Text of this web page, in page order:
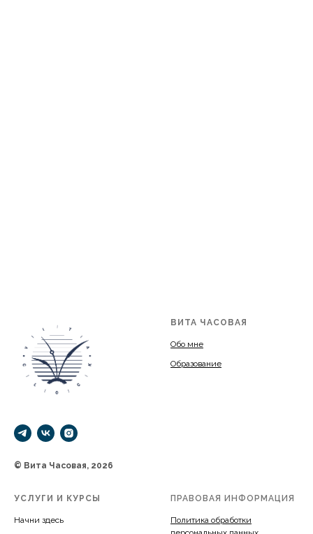
© Вита Часовая, 2026
ВИТА ЧАСОВАЯ
Обо мне
Образование
УСЛУГИ И КУРСЫ
Начни здесь
ПРАВОВАЯ ИНФОРМАЦИЯ
Политика обработки